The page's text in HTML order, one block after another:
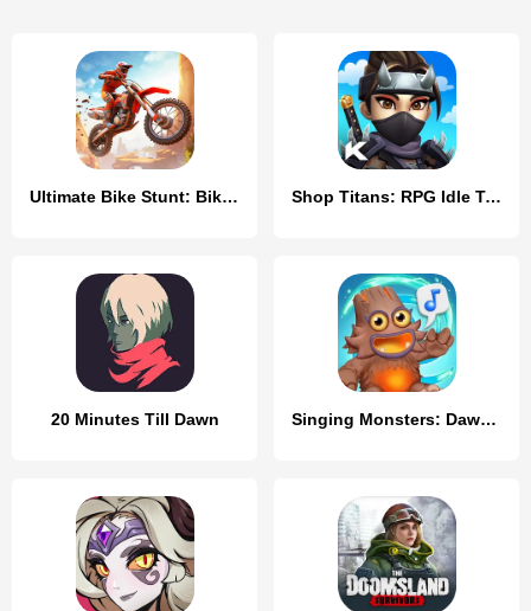
Ultimate Bike Stunt: Bike Game Shop Titans: RPG Idle Tycoon
20 Minutes Till Dawn Singing Monsters: Dawn of Fire